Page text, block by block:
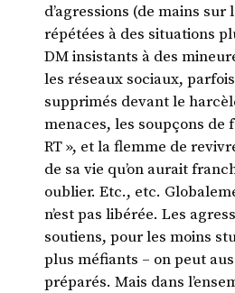
d’agressions (de mains sur
répétées à des situations
DM insistants à des
les réseaux sociaux,
supprimés devant le
menaces, les soupçons de
RT », et la flemme de
de sa vie qu’on aurait
oublier. Etc., etc.
n’est pas libérée. Les
soutiens, pour les moins
plus méfiants – on peut
préparés. Mais dans